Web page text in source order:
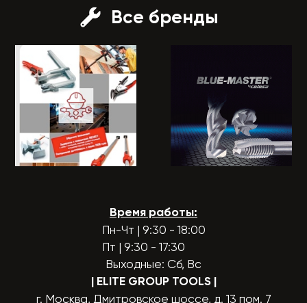
Все бренды
Время работы:
Пн-Чт | 9:30 - 18:00
Пт | 9:30 - 17:30
Выходные: Сб, Вс
| ELITE GROUP TOOLS |
г. Москва, Дмитровское шоссе, д. 13 пом. 7